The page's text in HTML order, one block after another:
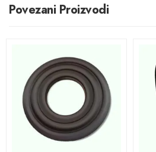
Povezani Proizvodi